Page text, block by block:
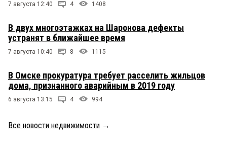
7 августа 12:40 4 1408
В двух многоэтажках на Шаронова дефекты
устранят в ближайшее время
7 августа 10:40 8 1115
В Омске прокуратура требует расселить жильцов
дома, признанного аварийным в 2019 году
6 августа 13:15 4 994
Все новости недвижимости →